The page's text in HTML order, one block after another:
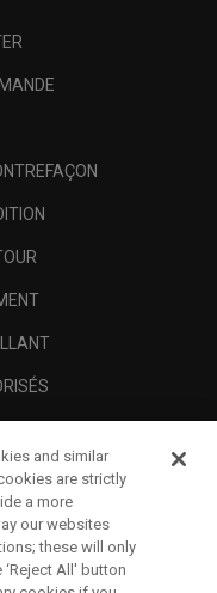
and similar
are strictly
a more
our websites
these will only
All' button